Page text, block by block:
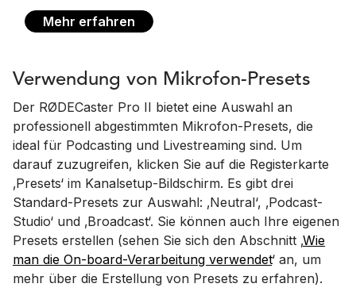
Mehr erfahren
Verwendung von Mikrofon-Presets
Der RØDECaster Pro II bietet eine Auswahl an
professionell abgestimmten Mikrofon-Presets, die
ideal für Podcasting und Livestreaming sind. Um
darauf zuzugreifen, klicken Sie auf die Registerkarte
‚Presets‘ im Kanalsetup-Bildschirm. Es gibt drei
Standard-Presets zur Auswahl: ‚Neutral‘, ‚Podcast-
Studio‘ und ‚Broadcast‘. Sie können auch Ihre eigenen
Presets erstellen (sehen Sie sich den Abschnitt ‚Wie
man die On-board-Verarbeitung verwendet‘ an, um
mehr über die Erstellung von Presets zu erfahren).